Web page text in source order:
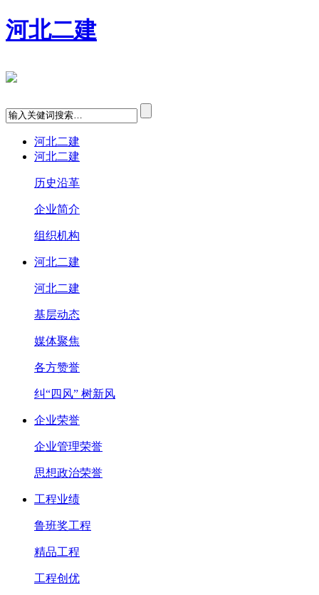
河北二建
河北二建
河北二建
历史沿革
企业简介
组织机构
河北二建
河北二建
基层动态
媒体聚焦
各方赞誉
纠“四风” 树新风
企业荣誉
企业管理荣誉
思想政治荣誉
工程业绩
鲁班奖工程
精品工程
工程创优